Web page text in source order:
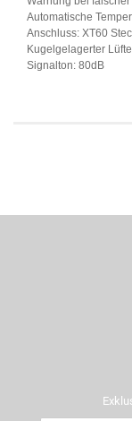
Automatische
Anschluss: XT60
Kugelgelagerter
Signalton: 80dB